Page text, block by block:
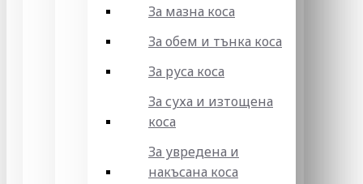
За мазна коса
За обем и тънка коса
За руса коса
За суха и изтощена
коса
За увредена и
накъсана коса